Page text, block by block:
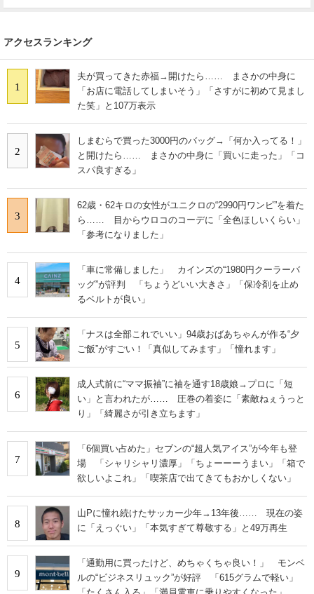
アクセスランキング
1
夫が買ってきた赤福→開けたら…… まさかの中身に
「お店に電話してしまいそう」「さすがに初めて見まし
た笑」と107万表示
2
しまむらで買った3000円のバッグ→「何か入ってる！」
と開けたら…… まさかの中身に「買いに走った」「コ
スパ良すぎる」
3
62歳・62キロの女性がユニクロの“2990円ワンピ”を着た
ら…… 目からウロコのコーデに「全色ほしいくらい」
「参考になりました」
4
「車に常備しました」 カインズの“1980円クーラーバ
ッグ”が評判 「ちょうどいい大きさ」「保冷剤を止め
るベルトが良い」
5
「ナスは全部これでいい」94歳おばあちゃんが作る“夕
ご飯”がすごい！「真似してみます」「憧れます」
6
成人式前に“ママ振袖”に袖を通す18歳娘→プロに「短
い」と言われたが…… 圧巻の着姿に「素敵ねぇうっと
り」「綺麗さが引き立ちます」
7
「6個買い占めた」セブンの“超人気アイス”が今年も登
場 「シャリシャリ濃厚」「ちょーーーうまい」「箱で
欲しいよこれ」「喫茶店で出てきてもおかしくない」
8
山Pに憧れ続けたサッカー少年→13年後…… 現在の姿
に「えっぐい」「本気すぎて尊敬する」と49万再生
9
「通勤用に買ったけど、めちゃくちゃ良い！」 モンベ
ルの“ビジネスリュック”が好評 「615グラムで軽い」